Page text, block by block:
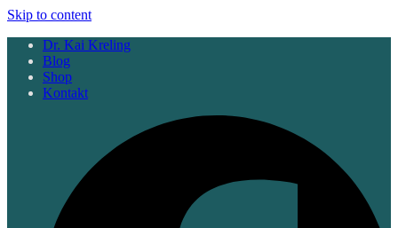
Skip to content
Dr. Kai Kreling
Blog
Shop
Kontakt